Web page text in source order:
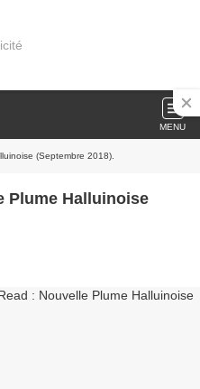
MENU
(Septembre 2018).
Plume Halluinoise